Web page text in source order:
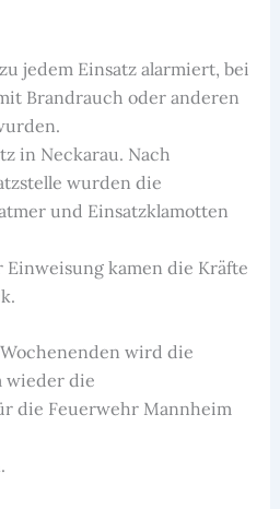
jedem Einsatz alarmiert, bei
Brandrauch oder anderen
in Neckarau. Nach
wurden die
und Einsatzklamotten
Einweisung kamen die Kräfte
wird die
wieder die
die Feuerwehr Mannheim